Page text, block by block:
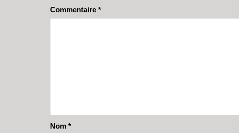
Commentaire *
Nom *